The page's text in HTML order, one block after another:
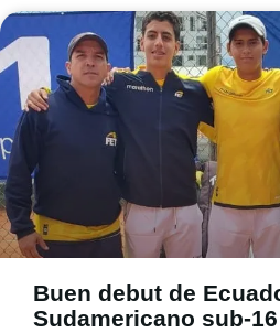
Buen debut de
Sudamericano sub-16